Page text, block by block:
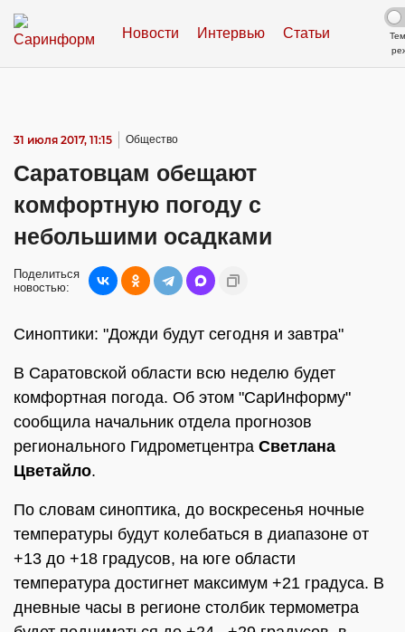
Новости Интервью Статьи
31 июля 2017, 11:15 Общество
Саратовцам обещают
комфортную погоду с
небольшими осадками
Поделиться
новостью:
Синоптики: "Дожди будут сегодня и завтра"
В Саратовской области всю неделю будет
комфортная погода. Об этом "СарИнформу"
сообщила начальник отдела прогнозов
регионального Гидрометцентра Светлана
Цветайло.
По словам синоптика, до воскресенья ночные
температуры будут колебаться в диапазоне от
+13 до +18 градусов, на юге области
температура достигнет максимум +21 градуса. В
дневные часы в регионе столбик термометра